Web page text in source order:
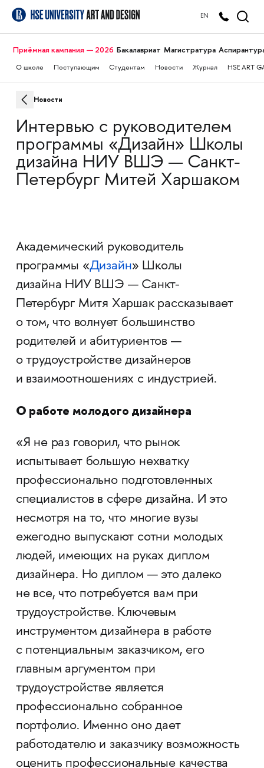
EN
Приёмная кампания — 2026 Бакалавриат Магистратура
О школе Поступающим Студентам Новости Журнал HSE ART
Новости
Интервью с руководителем
программы «Дизайн» Школы
дизайна НИУ ВШЭ — Санкт-
Петербург Митей Харшаком
Академический руководитель
программы «Дизайн» Школы
дизайна НИУ ВШЭ — Санкт-
Петербург Митя Харшак рассказывает
о том, что волнует большинство
родителей и абитуриентов —
о трудоустройстве дизайнеров
и взаимоотношениях с индустрией.
О работе молодого дизайнера
«Я не раз говорил, что рынок
испытывает большую нехватку
профессионально подготовленных
специалистов в сфере дизайна. И это
несмотря на то, что многие вузы
ежегодно выпускают сотни молодых
людей, имеющих на руках диплом
дизайнера. Но диплом — это далеко
не все, что потребуется вам при
трудоустройстве. Ключевым
инструментом дизайнера в работе
с потенциальным заказчиком, его
главным аргументом при
трудоустройстве является
профессионально собранное
портфолио. Именно оно дает
работодателю и заказчику возможность
оценить профессиональные качества